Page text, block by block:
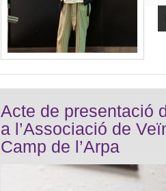
Acte de presentació
a l’Associació de
Camp de l’Arpa